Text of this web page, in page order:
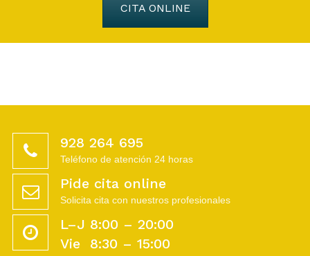
CITA ONLINE
928 264 695
Teléfono de atención 24 horas
Pide cita online
Solicita cita con nuestros profesionales
L–J 8:00 – 20:00
Vie 8:30 – 15:00